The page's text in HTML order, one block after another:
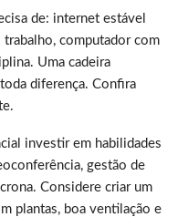
de: internet estável
computador com
Uma cadeira
diferença. Confira
investir em habilidades
gestão de
Considere criar um
plantas, boa ventilação e